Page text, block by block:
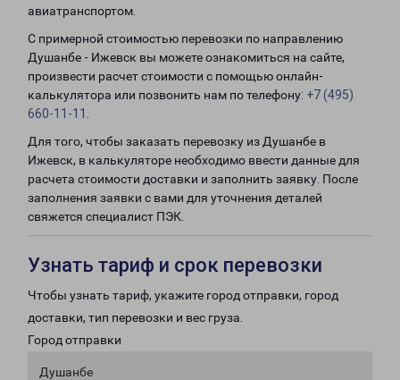
авиатранспортом.
С примерной стоимостью перевозки по направлению
Душанбе - Ижевск вы можете ознакомиться на сайте,
произвести расчет стоимости с помощью онлайн-
калькулятора или позвонить нам по телефону: +7 (495)
660-11-11
Для того, чтобы заказать перевозку из Душанбе в
Ижевск, в калькуляторе необходимо ввести данные для
расчета стоимости доставки и заполнить заявку. После
заполнения заявки с вами для уточнения деталей
свяжется специалист ПЭК.
Узнать тариф и срок перевозки
Чтобы узнать тариф, укажите город отправки, город
доставки, тип перевозки и вес груза.
Город отправки
Душанбе